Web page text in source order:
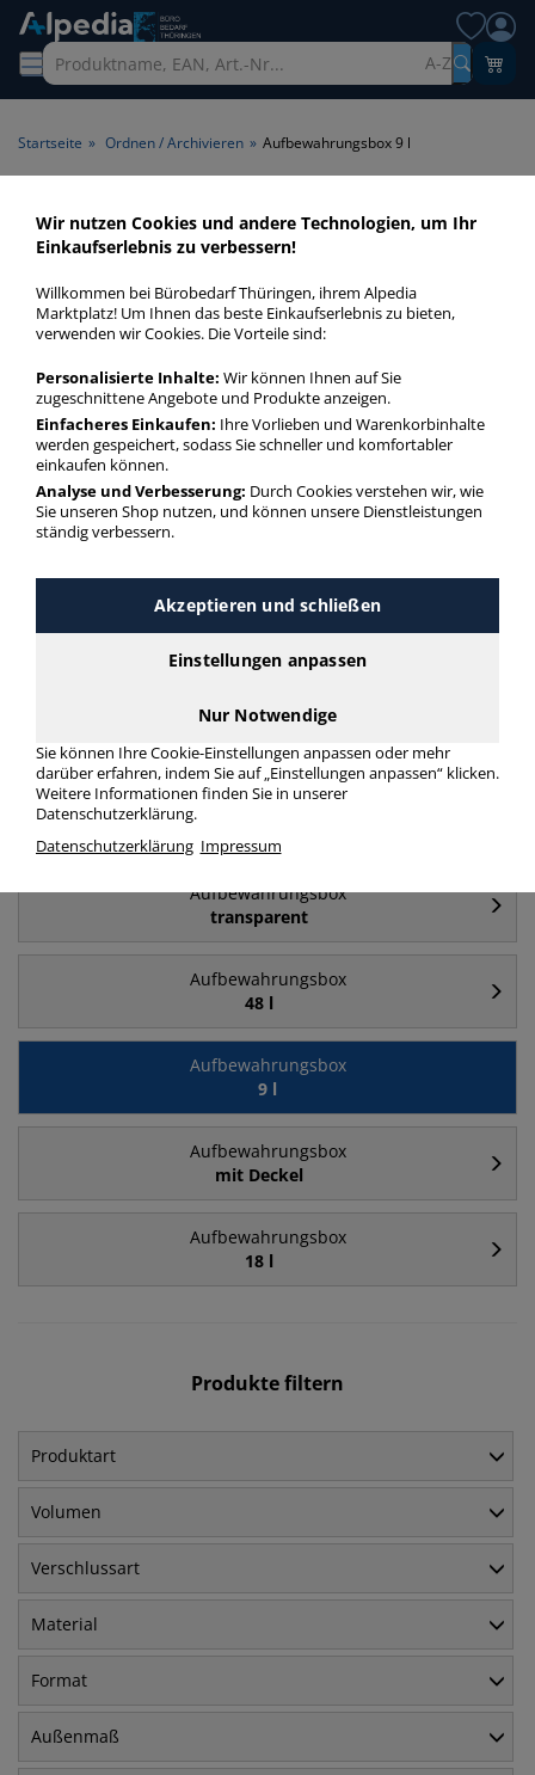
A-Z
Startseite » Ordnen / Archivieren » Aufbewahrungsbox 9 l
Aufbewahrungsbox 9 l >
Volumen 9 l
Transportboxen 9 l in bester Qualität zum günstigen Preis.
Finden Sie schnell Transportboxen 9 l mit unserer Filter-
Aufbewahrungsbox 9 l
mehr Infos zur Kategorie
Aufbewahrungsbox
84 l
Aufbewahrungsbox
64 l
Aufbewahrungsbox
Aufbewahrungsbox
transparent
Aufbewahrungsbox
48 l
Aufbewahrungsbox
9 l
Aufbewahrungsbox
mit Deckel
Aufbewahrungsbox
18 l
Produkte filtern
Produktart
Volumen
Verschlussart
Material
Format
Außenmaß
Wir nutzen Cookies und andere Technologien, um Ihr
Einkaufserlebnis zu verbessern!
Willkommen bei Bürobedarf Thüringen, ihrem Alpedia
Marktplatz! Um Ihnen das beste Einkaufserlebnis zu bieten,
verwenden wir Cookies. Die Vorteile sind:
Personalisierte Inhalte: Wir können Ihnen auf Sie
zugeschnittene Angebote und Produkte anzeigen.
Einfacheres Einkaufen: Ihre Vorlieben und Warenkorbinhalte
werden gespeichert, sodass Sie schneller und komfortabler
einkaufen können.
Analyse und Verbesserung: Durch Cookies verstehen wir, wie
Sie unseren Shop nutzen, und können unsere Dienstleistungen
ständig verbessern.
Akzeptieren und schließen
Einstellungen anpassen
Nur Notwendige
Sie können Ihre Cookie-Einstellungen anpassen oder mehr
darüber erfahren, indem Sie auf „Einstellungen anpassen“ klicken.
Weitere Informationen finden Sie in unserer
Datenschutzerklärung.
Datenschutzerklärung Impressum